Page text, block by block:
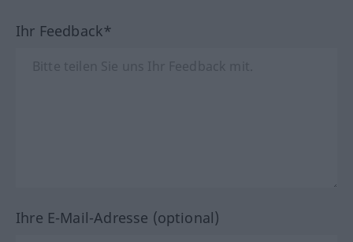
Ihr Feedback*
Ihre E-Mail-Adresse (optional)